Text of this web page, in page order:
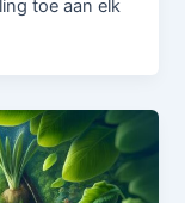
toe aan elk